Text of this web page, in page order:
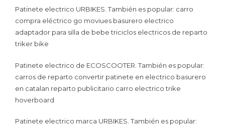
Patinete electrico URBIKES. También es popular: carro
compra eléctrico go moviues basurero electrico
adaptador para silla de bebe triciclos electricos de reparto
triker bike
Patinete electrico de ECOSCOOTER. También es popular:
carros de reparto convertir patinete en electrico basurero
en catalan reparto publicitario carro electrico trike
hoverboard
Patinete electrico marca URBIKES. También es popular: